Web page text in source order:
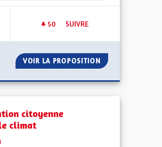
50 50 ABONNÉS
SUIVRE
VOIR LA PROPOSITION CRÉER LA
citoyenne
climat